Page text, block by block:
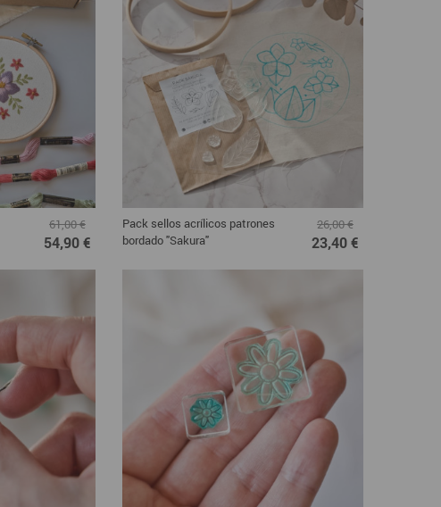
61,00 €
54,90 €
Pack sellos acrílicos patrones
bordado "Sakura"
26,00 €
23,40 €